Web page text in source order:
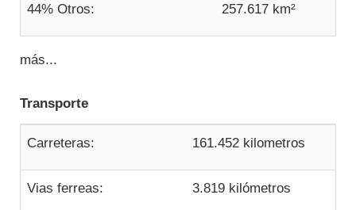
44% Otros: 257.617 km²
más...
Transporte
Carreteras: 161.452 kilometros
Vias ferreas: 3.819 kilómetros